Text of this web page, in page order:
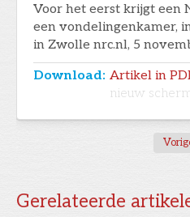
Voor het eerst krijgt een
een vondelingenkamer,
in Zwolle nrc.nl, 5
Download: Artikel in
nieuw
Gerelateerde